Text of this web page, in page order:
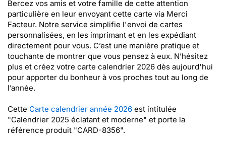
Bercez vos amis et votre famille de cette attention
particulière en leur envoyant cette carte via Merci
Facteur. Notre service simplifie l'envoi de cartes
personnalisées, en les imprimant et en les expédiant
directement pour vous. C’est une manière pratique et
touchante de montrer que vous pensez à eux. N’hésitez
plus et créez votre carte calendrier 2026 dès aujourd'hui
pour apporter du bonheur à vos proches tout au long de
l’année.
Cette Carte calendrier année 2026 est intitulée
"Calendrier 2025 éclatant et moderne" et porte la
référence produit "CARD-8356".